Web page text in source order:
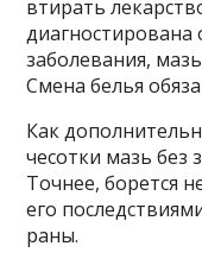
втирать
заболевания,
Смена белья
Как
чесотки мазь без
Точнее, борется
его
раны.